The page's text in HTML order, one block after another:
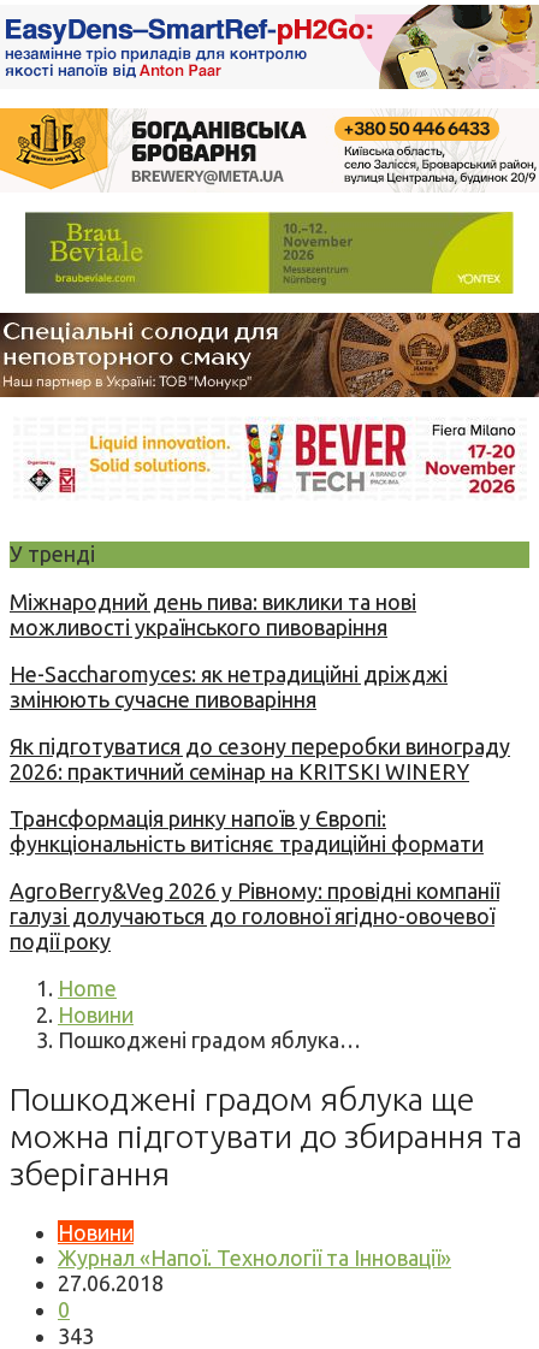
У тренді
Міжнародний день пива: виклики та нові
можливості українського пивоваріння
Не-Saccharomyces: як нетрадиційні дріжджі
змінюють сучасне пивоваріння
Як підготуватися до сезону переробки винограду
2026: практичний семінар на KRITSKI WINERY
Трансформація ринку напоїв у Європі:
функціональність витісняє традиційні формати
AgroBerry&Veg 2026 у Рівному: провідні компанії
галузі долучаються до головної ягідно-овочевої
події року
Home
Новини
Пошкоджені градом яблука…
Пошкоджені градом яблука ще
можна підготувати до збирання та
зберігання
Новини
Журнал «Напої. Технології та Інновації»
27.06.2018
0
343